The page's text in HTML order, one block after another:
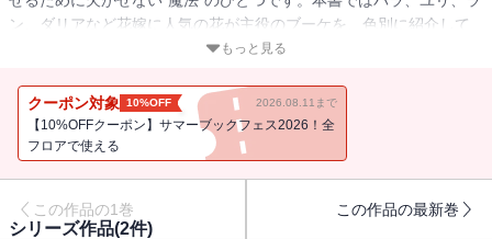
ン、ダリアなど花嫁に人気の花が主役のブーケを、色別に紹介して
います。作り手が参考にしやすいよう、花材名はメインとサブに分
鑑つきです。
もっと見る
クーポン対象 10%OFF 2026.08.11まで
【10%OFFクーポン】サマーブックフェス2026！全
フロアで使える
この作品の1巻 この作品の最新巻
シリーズ作品(2件)